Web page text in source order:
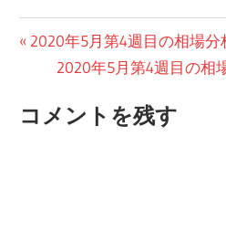
投
ナ
前
稿:
2020年5月第4週目の相場
次
投
2020年5月第4週目の相
コメントを残す